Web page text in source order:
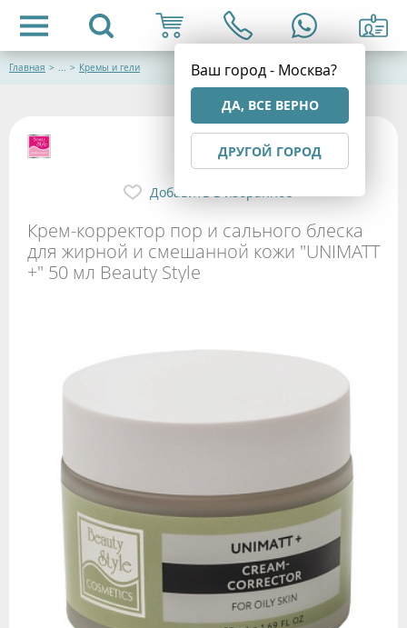
Ваш город - Москва?
ДА, ВСЕ ВЕРНО
ДРУГОЙ ГОРОД
Главная > ... > Кремы и гели
Крем-корректор пор и сального блеска
для жирной и смешанной кожи "UNIMATT
+" 50 мл Beauty Style
Добавить в избранное